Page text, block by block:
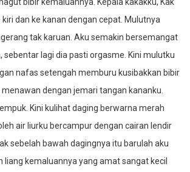
bibir kemaluannya. Kepala kakakku, Kak
kiri dan ke kanan dengan cepat. Mulutnya
tak karuan. Aku semakin bersemangat
sebentar lagi dia pasti orgasme. Kini mulutku
nafas setengah memburu kusibakkan bibir
dengan jemari tangan kananku.
Kini kulihat daging berwarna merah
air liurku bercampur dengan cairan lendir
sebelah bawah dagingnya itu barulah aku
liang kemaluannya yang amat sangat kecil